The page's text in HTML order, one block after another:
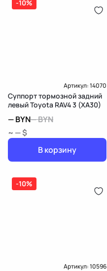
-10%
Артикул:14070
Суппорт тормозной задний
левый Toyota RAV4 3 (XA30)
—BYN—BYN
~ — $
В корзину
-10%
Артикул:10596